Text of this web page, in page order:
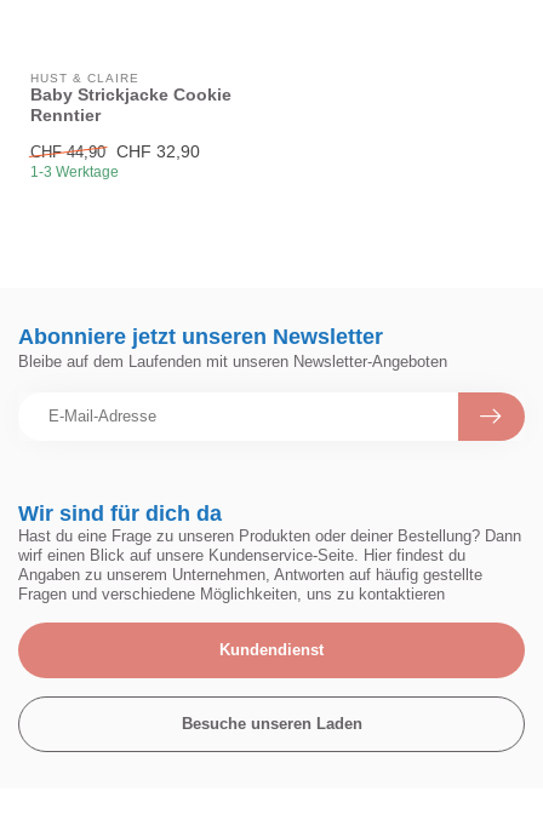
HUST & CLAIRE
Baby Strickjacke Cookie
Renntier
CHF 44,90 CHF 32,90
1-3 Werktage
Wir sind für dich da
Hast du eine Frage zu unseren Produkten oder deiner Bestellung? Dann
wirf einen Blick auf unsere Kundenservice-Seite. Hier findest du
Angaben zu unserem Unternehmen, Antworten auf häufig gestellte
Fragen und verschiedene Möglichkeiten, uns zu kontaktieren
Kundendienst
Besuche unseren Laden
Abonniere jetzt unseren Newsletter
Bleibe auf dem Laufenden mit unseren Newsletter-Angeboten